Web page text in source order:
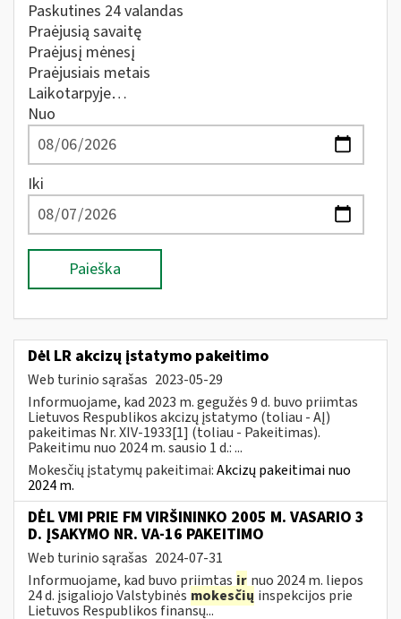
Paskutines 24 valandas
Praėjusią savaitę
Praėjusį mėnesį
Praėjusiais metais
Laikotarpyje…
Nuo
Iki
Paieška
Dėl LR akcizų įstatymo pakeitimo
Web turinio sąrašas 2023-05-29
Informuojame, kad 2023 m. gegužės 9 d. buvo priimtas
Lietuvos Respublikos akcizų įstatymo (toliau - AĮ)
pakeitimas Nr. XIV-1933[1] (toliau - Pakeitimas).
Pakeitimu nuo 2024 m. sausio 1 d.: ...
Mokesčių įstatymų pakeitimai:Akcizų pakeitimai nuo
2024 m.
DĖL VMI PRIE FM VIRŠININKO 2005 M. VASARIO 3
D. ĮSAKYMO NR. VA-16 PAKEITIMO
Web turinio sąrašas 2024-07-31
Informuojame, kad buvo priimtas ir nuo 2024 m. liepos
24 d. įsigaliojo Valstybinės mokesčių inspekcijos prie
Lietuvos Respublikos finansų...